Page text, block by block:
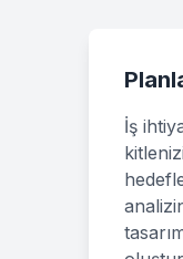
İş